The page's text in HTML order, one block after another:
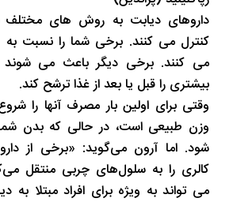
داروهای دیابت به روش های
کنترل می کنند. برخی شما را نسبت
می کنند. برخی دیگر باعث می شوند
بیشتری را قبل یا بعد از غذا ترشح کند.
وقتی برای اولین بار مصرف آنها را
وزن طبیعی است، در حالی که بدن شما
شود. اما آرون می‌گوید: «برخی از
کالری را به سلول‌های چربی منتقل